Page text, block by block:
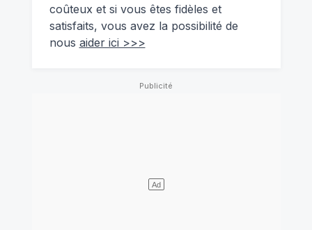
coûteux et si vous êtes fidèles et
satisfaits, vous avez la possibilité de
nous aider ici >>>